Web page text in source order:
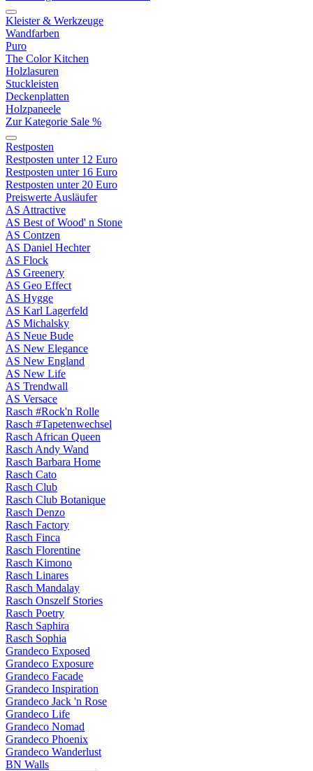
Kleister & Werkzeuge
Wandfarben
Puro
The Color Kitchen
Holzlasuren
Stuckleisten
Deckenplatten
Holzpaneele
Zur Kategorie Sale %
Restposten
Restposten unter 12 Euro
Restposten unter 16 Euro
Restposten unter 20 Euro
Preiswerte Ausläufer
AS Attractive
AS Best of Wood' n Stone
AS Contzen
AS Daniel Hechter
AS Flock
AS Greenery
AS Geo Effect
AS Hygge
AS Karl Lagerfeld
AS Michalsky
AS Neue Bude
AS New Elegance
AS New England
AS New Life
AS Trendwall
AS Versace
Rasch #Rock'n Rolle
Rasch #Tapetenwechsel
Rasch African Queen
Rasch Andy Wand
Rasch Barbara Home
Rasch Cato
Rasch Club
Rasch Club Botanique
Rasch Denzo
Rasch Factory
Rasch Finca
Rasch Florentine
Rasch Kimono
Rasch Linares
Rasch Mandalay
Rasch Onszelf Stories
Rasch Poetry
Rasch Saphira
Rasch Sophia
Grandeco Exposed
Grandeco Exposure
Grandeco Facade
Grandeco Inspiration
Grandeco Jack 'n Rose
Grandeco Life
Grandeco Nomad
Grandeco Phoenix
Grandeco Wanderlust
BN Walls